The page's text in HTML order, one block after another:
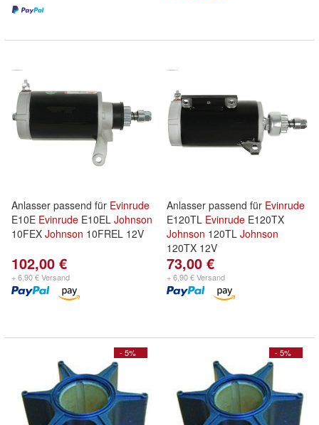
Anlasser passend für Evinrude
E10E Evinrude E10EL Johnson
10FEX Johnson 10FREL 12V
102,00 €
+ 6,90 € Versand
Anlasser passend für Evinrude
E120TL Evinrude E120TX
Johnson 120TL Johnson
120TX 12V
73,00 €
+ 6,90 € Versand
- 5% - 5%